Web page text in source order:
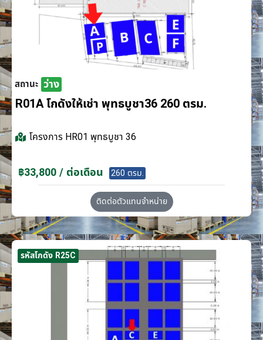
สถานะ ว่าง
R01A โกดังให้เช่า พุทธบูชา36 260 ตรม.
โครงการ HR01 พุทธบูชา 36
฿33,800 / ต่อเดือน 260 ตรม.
ติดต่อตัวแทนจำหน่าย
รหัสโกดัง R25C